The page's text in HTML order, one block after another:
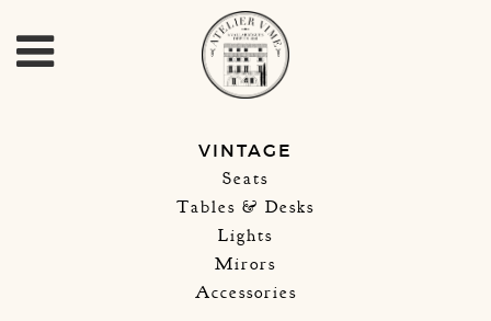
VINTAGE
Seats
Tables & Desks
Lights
Mirors
Accessories